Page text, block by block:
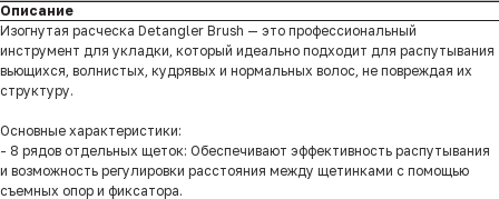
Описание
Изогнутая расческа Detangler Brush — это профессиональный
инструмент для укладки, который идеально подходит для распутывания
вьющихся, волнистых, кудрявых и нормальных волос, не повреждая их
структуру.
Основные характеристики:
- 8 рядов отдельных щеток: Обеспечивают эффективность распутывания
и возможность регулировки расстояния между щетинками с помощью
съемных опор и фиксатора.